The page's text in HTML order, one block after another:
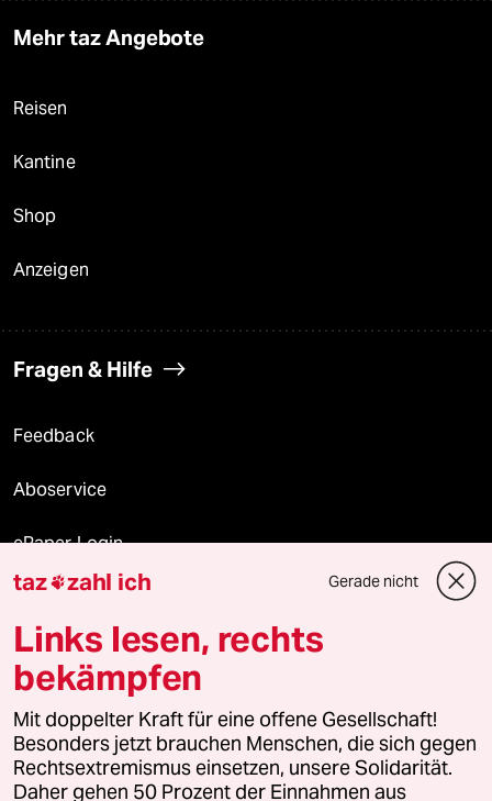
Mehr taz Angebote
Reisen
Kantine
Shop
Anzeigen
Fragen & Hilfe
Feedback
Aboservice
ePaper Login
Downloads für Abonnierende
© 2026 taz Verlags und Vertriebs GmbH
Alle Rechte vorbehalten. Bei rechtlichen Fragen oder für Genehmigungen
wenden Sie sich bitte an
lizenzen@taz.de
taz zahl ich Gerade nicht
Links lesen, rechts
bekämpfen
Mit doppelter Kraft für eine offene Gesellschaft!
Besonders jetzt brauchen Menschen, die sich gegen
Rechtsextremismus einsetzen, unsere Solidarität.
Daher gehen 50 Prozent der Einnahmen aus